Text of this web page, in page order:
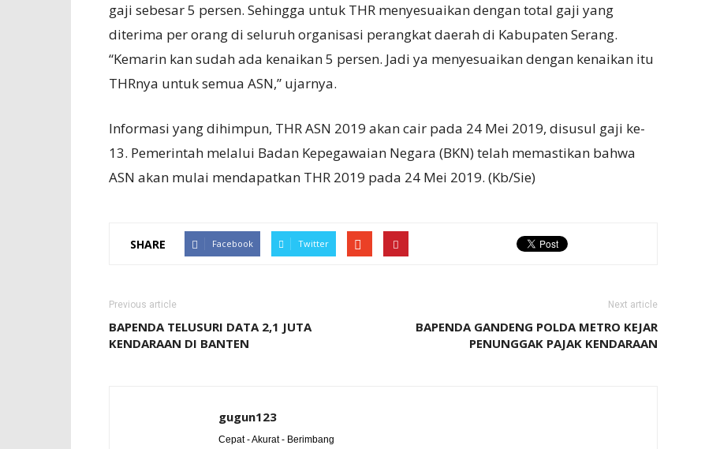
gaji sebesar 5 persen. Sehingga untuk THR menyesuaikan dengan total gaji yang
diterima per orang di seluruh organisasi perangkat daerah di Kabupaten Serang.
“Kemarin kan sudah ada kenaikan 5 persen. Jadi ya menyesuaikan dengan kenaikan itu
THRnya untuk semua ASN,” ujarnya.
Informasi yang dihimpun, THR ASN 2019 akan cair pada 24 Mei 2019, disusul gaji ke-
13. Pemerintah melalui Badan Kepegawaian Negara (BKN) telah memastikan bahwa
ASN akan mulai mendapatkan THR 2019 pada 24 Mei 2019. (Kb/Sie)
SHARE Facebook Twitter
Previous article
BAPENDA TELUSURI DATA 2,1 JUTA
KENDARAAN DI BANTEN
Next article
BAPENDA GANDENG POLDA METRO KEJAR
PENUNGGAK PAJAK KENDARAAN
gugun123
Cepat - Akurat - Berimbang